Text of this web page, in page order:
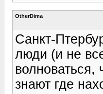
OtherDima
Санкт-
люди (и не
знают где